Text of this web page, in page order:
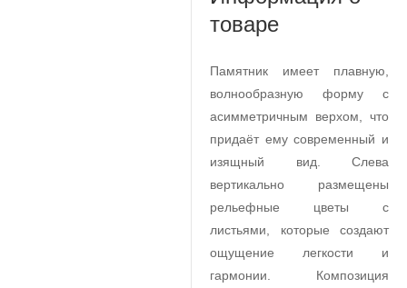
товаре
Памятник имеет плавную,
волнообразную форму с
асимметричным верхом, что
придаёт ему современный и
изящный вид. Слева
вертикально размещены
рельефные цветы с
листьями, которые создают
ощущение легкости и
гармонии. Композиция